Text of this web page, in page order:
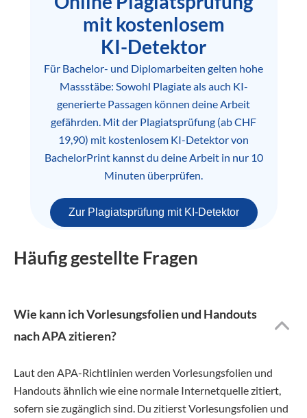
mit kostenlosem
KI-Detektor
Für Bachelor- und Diplomarbeiten gelten hohe
Massstäbe: Sowohl Plagiate als auch KI-
generierte Passagen können deine Arbeit
gefährden. Mit der Plagiatsprüfung (ab CHF
19,90) mit kostenlosem KI-Detektor von
BachelorPrint kannst du deine Arbeit in nur 10
Minuten überprüfen.
Zur Plagiatsprüfung mit KI-Detektor
Häufig gestellte Fragen
Wie kann ich Vorlesungsfolien und Handouts
nach APA zitieren?
Laut den APA-Richtlinien werden Vorlesungsfolien und
Handouts ähnlich wie eine normale Internetquelle zitiert,
sofern sie zugänglich sind. Du zitierst Vorlesungsfolien und